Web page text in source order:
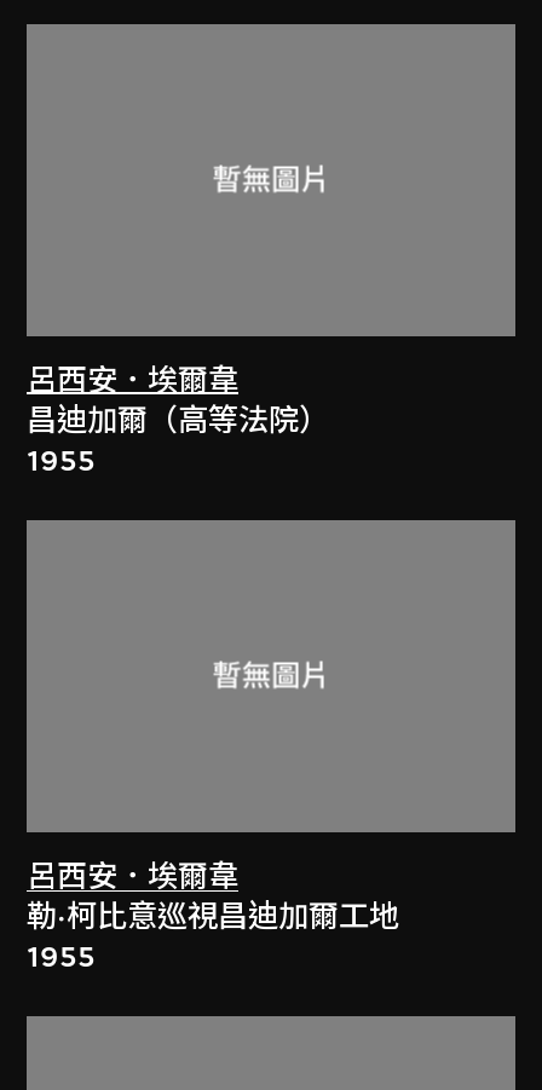
呂西安．埃爾韋
昌迪加爾（高等法院）
1955
呂西安．埃爾韋
勒·柯比意巡視昌迪加爾工地
1955